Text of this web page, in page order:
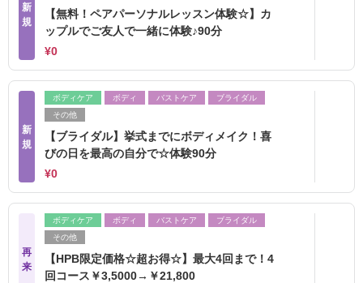
新
規
【無料！ペアパーソナルレッスン体験☆】カ
ップルでご友人で一緒に体験♪90分
¥0
新
規
ボディケア ボディ バストケア
ブライダル
その他
【ブライダル】挙式までにボディメイク！喜
びの日を最高の自分で☆体験90分
¥0
再
来
ボディケア ボディ バストケア
ブライダル
その他
【HPB限定価格☆超お得☆】最大4回まで！4
回コース￥3,5000→￥21,800